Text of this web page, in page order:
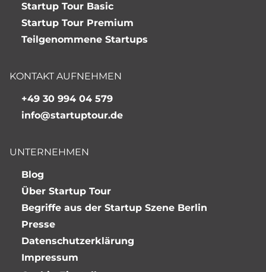
Startup Tour Basic
Startup Tour Premium
Teilgenommene Startups
KONTAKT AUFNEHMEN
+49 30 994 04 579
info@startuptour.de
UNTERNEHMEN
Blog
Über Startup Tour
Begriffe aus der Startup Szene Berlin
Presse
Datenschutzerklärung
Impressum